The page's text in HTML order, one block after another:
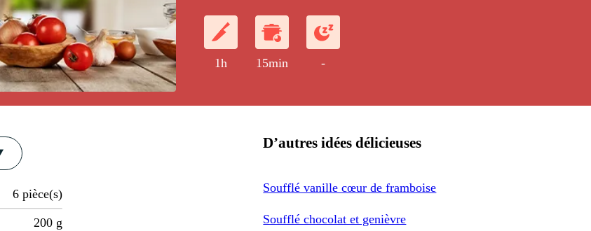
1h 15min -
6 pièce(s)
200 g
D’autres idées délicieuses
Soufflé vanille cœur de framboise
Soufflé chocolat et genièvre